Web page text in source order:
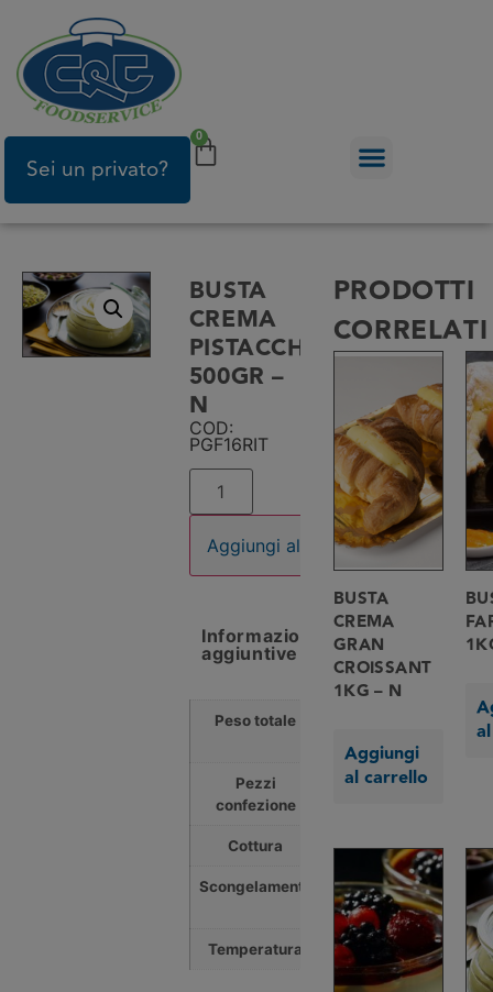
Sei un privato?
0
BUSTA
CREMA
PISTACCHIO
500GR –
N
COD:
PGF16RIT
Aggiungi al carrello
Informazioni
aggiuntive
Peso totale
Pezzi
confezione
1
Cottura 0 min
Scongelamento
180
min
Temperatura 0 °C
PRODOTTI
CORRELATI
BUSTA
CREMA
GRAN
CROISSANT
1KG – N
Aggiungi
al carrello